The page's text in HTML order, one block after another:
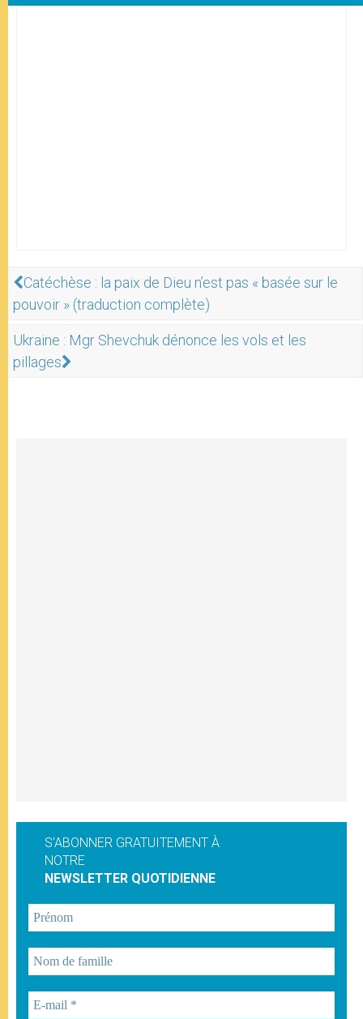
Catéchèse : la paix de Dieu n’est pas « basée sur le
pouvoir » (traduction complète)
Ukraine : Mgr Shevchuk dénonce les vols et les
pillages
S'ABONNER GRATUITEMENT À
NOTRE
NEWSLETTER QUOTIDIENNE